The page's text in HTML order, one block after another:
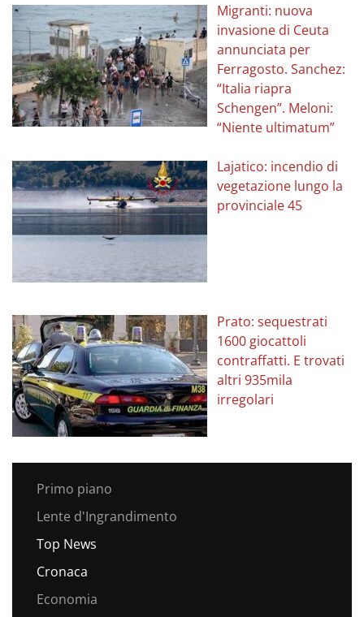
Migranti: nuova
invasione di Ceuta
annunciata per
Ferragosto. Sanchez:
“Italia riapra
Schengen”. Meloni:
“Niente ultimatum”
Lajatico: incendio di
vegetazione lungo la
provinciale 45
Prato: sequestrati
1600 giocattoli
contraffatti. E trovati
altri 935mila
irregolari
Primo piano
Lente d'Ingrandimento
Top News
Cronaca
Economia